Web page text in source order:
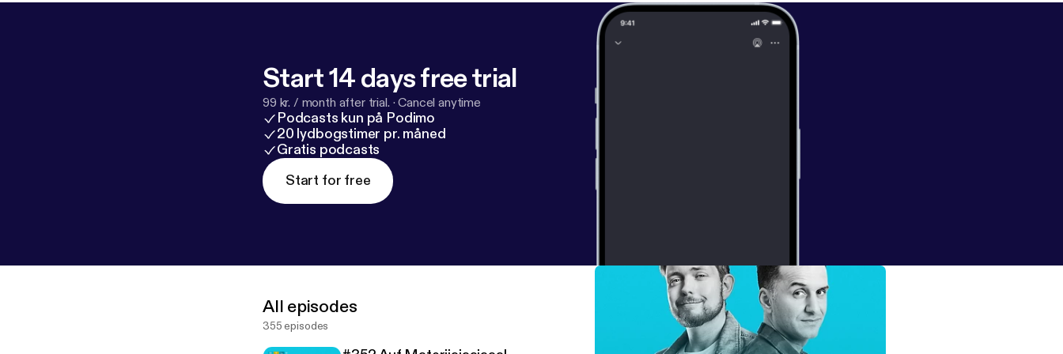
Start 14 days free trial
99 kr. / month after trial. ·Cancel anytime
Podcasts kun på Podimo
20 lydbogstimer pr. måned
Gratis podcasts
Start for free
All episodes
355 episodes